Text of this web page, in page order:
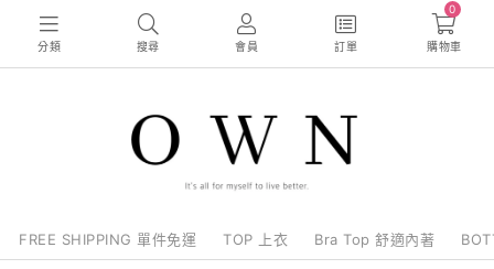
分類 搜尋 會員 訂單
0
購物車
FREE SHIPPING 單件免運 TOP 上衣 Bra Top 舒適內著